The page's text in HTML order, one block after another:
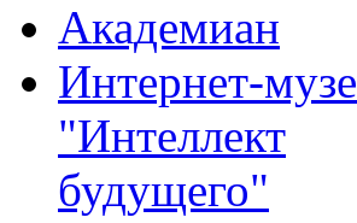
Академиан
Интернет-
"Интеллект
будущего"